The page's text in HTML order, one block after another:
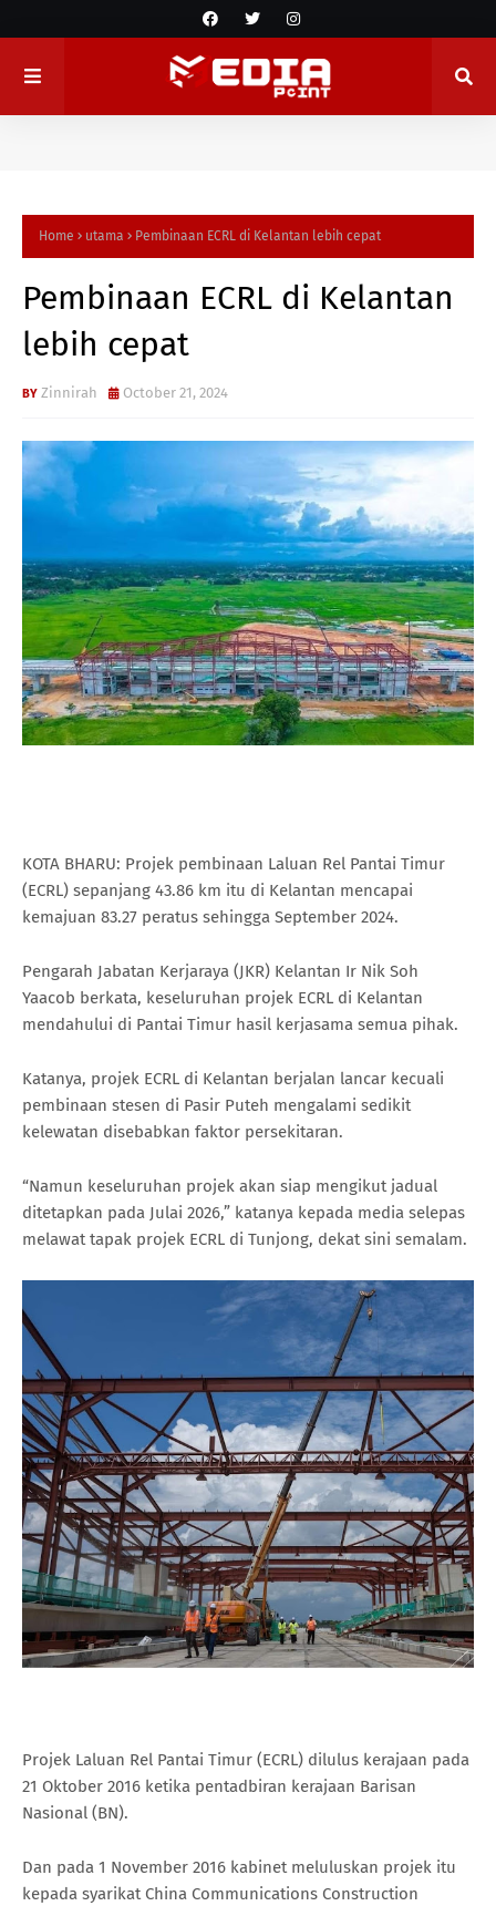
Home utama Pembinaan ECRL di Kelantan lebih cepat
Pembinaan ECRL di Kelantan
lebih cepat
Zinnirah October 21, 2024
KOTA BHARU: Projek pembinaan Laluan Rel Pantai Timur
(ECRL) sepanjang 43.86 km itu di Kelantan mencapai
kemajuan 83.27 peratus sehingga September 2024.
Pengarah Jabatan Kerjaraya (JKR) Kelantan Ir Nik Soh
Yaacob berkata, keseluruhan projek ECRL di Kelantan
mendahului di Pantai Timur hasil kerjasama semua pihak.
Katanya, projek ECRL di Kelantan berjalan lancar kecuali
pembinaan stesen di Pasir Puteh mengalami sedikit
kelewatan disebabkan faktor persekitaran.
“Namun keseluruhan projek akan siap mengikut jadual
ditetapkan pada Julai 2026,” katanya kepada media selepas
melawat tapak projek ECRL di Tunjong, dekat sini semalam.
Projek Laluan Rel Pantai Timur (ECRL) dilulus kerajaan pada
21 Oktober 2016 ketika pentadbiran kerajaan Barisan
Nasional (BN).
Dan pada 1 November 2016 kabinet meluluskan projek itu
kepada syarikat China Communications Construction